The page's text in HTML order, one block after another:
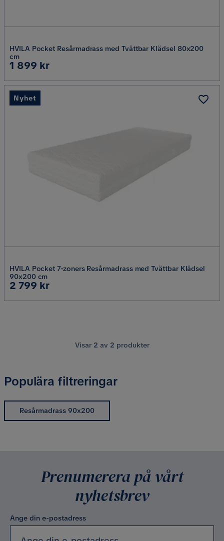
HVILA Pocket Resårmadrass med Tvättbar Klädsel 80x200
cm
Pris
1 899 kr
HVILA Pocket 7-zoners Resårmadrass med Tvättbar Klädsel
90x200 cm
Pris
2 799 kr
Nyhet
Visar 2 av 2 produkter
Populära filtreringar
Resårmadrass 90x200
Prenumerera på vårt
nyhetsbrev
Ange din e-postadress